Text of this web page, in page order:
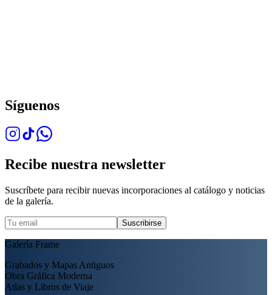
Síguenos
Recibe nuestra newsletter
Suscríbete para recibir nuevas incorporaciones al catálogo y noticias
de la galería.
Suscribirse
Galería Frame
Grabados y Mapas Antiguos
Obra Gráfica Moderna
Atlas y Libros de Viaje